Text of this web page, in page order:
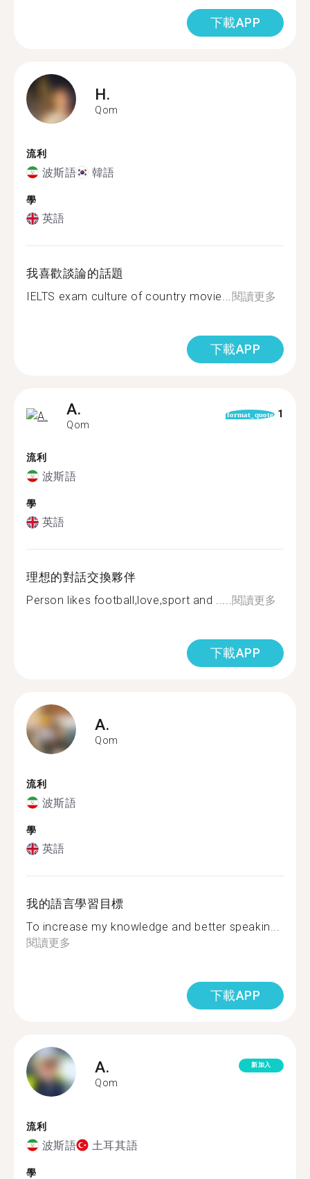
下載APP
H.
Qom
流利
波斯語 韓語
學
英語
我喜歡談論的話題
IELTS exam culture of country movie...閱讀更多
下載APP
A.
Qom
format_quote 1
流利
波斯語
學
英語
理想的對話交換夥伴
Person likes football,love,sport and .....閱讀更多
下載APP
A.
Qom
流利
波斯語
學
英語
我的語言學習目標
To increase my knowledge and better speakin...
閱讀更多
下載APP
A.
Qom
新加入
流利
波斯語 土耳其語
學